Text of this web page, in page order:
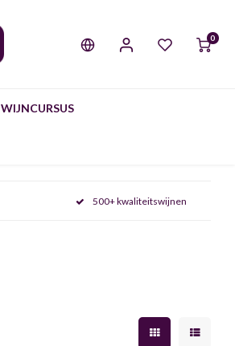
0
WIJNCURSUS
500+ kwaliteitswijnen